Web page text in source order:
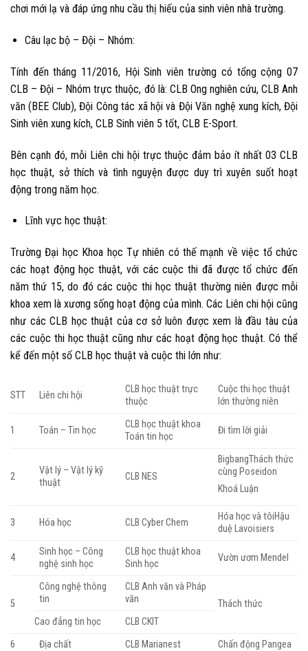
chơi mới lạ và đáp ứng nhu cầu thị hiếu của sinh viên nhà trường.
Câu lạc bộ – Đội – Nhóm:
Tính đến tháng 11/2016, Hội Sinh viên trường có tổng cộng 07
CLB – Đội – Nhóm trực thuộc, đó là: CLB Ong nghiên cứu, CLB Anh
văn (BEE Club), Đội Công tác xã hội và Đội Văn nghệ xung kích,Đội
Sinh viên xung kích, CLB Sinh viên 5 tốt, CLB E-Sport.
Bên cạnh đó, mỗi Liên chi hội trực thuộc đảm bảo ít nhất 03 CLB
học thuật, sở thích và tình nguyện được duy trì xuyên suốt hoạt
động trong năm học.
Lĩnh vực học thuật:
Trường Đại học Khoa học Tự nhiên có thế mạnh về việc tổ chức
các hoạt động học thuật, với các cuộc thi đã được tổ chức đến
năm thứ 15, do đó các cuộc thi học thuật thường niên được mỗi
khoa xem là xương sống hoạt động của mình. Các Liên chi hội cũng
như các CLB học thuật của cơ sở luôn được xem là đầu tàu của
các cuộc thi học thuật cũng như các hoạt động học thuật. Có thể
kể đến một số CLB học thuật và cuộc thi lớn như:
STT Liên chi hội
CLB học thuật trực
thuộc
Cuộc thi học thuật
lớn thường niên
1 Toán – Tin học
CLB học thuật khoa
Toán tin học
Đi tìm lời giải
2
Vật lý – Vật lý kỹ
thuật
CLB NES
BigbangThách thức
cùng Poseidon
Khoá Luận
3 Hóa học CLB Cyber Chem
Hóa học và tôiHậu
duệ Lavoisiers
4
Sinh học – Công
nghệ sinh học
CLB học thuật khoa
Sinh học
Vườn ươm Mendel
5
Công nghệ thông
tin
CLB Anh văn và Pháp
văn
Thách thức
Cao đẳng tin học
CLB CKIT
6
Địa chất CLB Marianest
Chấn động Pangea